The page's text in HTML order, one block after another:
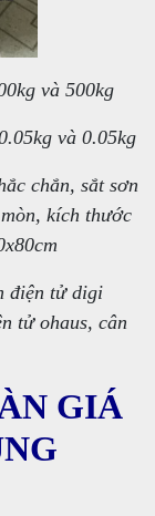
và 500kg
và 0.05kg
chắn, sắt sơn
kích thước
điện tử digi
tử ohaus, cân
GIÁ